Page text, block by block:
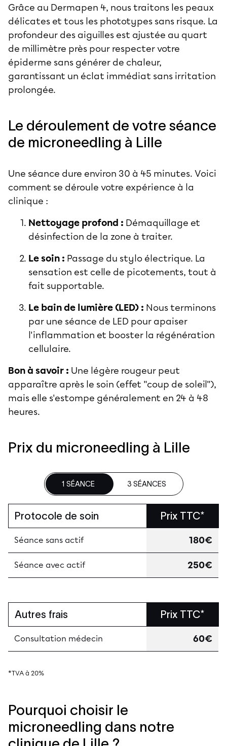
Grâce au Dermapen 4, nous traitons les peaux
délicates et tous les phototypes sans risque. La
profondeur des aiguilles est ajustée au quart
de millimètre près pour respecter votre
épiderme sans générer de chaleur,
garantissant un éclat immédiat sans irritation
prolongée.
Le déroulement de votre séance
de microneedling à Lille
Une séance dure environ 30 à 45 minutes. Voici
comment se déroule votre expérience à la
clinique :
Nettoyage profond : Démaquillage et
désinfection de la zone à traiter.
Le soin : Passage du stylo électrique. La
sensation est celle de picotements, tout à
fait supportable.
Le bain de lumière (LED) : Nous terminons
par une séance de LED pour apaiser
l'inflammation et booster la régénération
cellulaire.
Bon à savoir : Une légère rougeur peut
apparaître après le soin (effet "coup de soleil"),
mais elle s'estompe généralement en 24 à 48
heures.
Prix du microneedling à Lille
1 SÉANCE 3 SÉANCES
Protocole de soin Prix TTC*
Séance sans actif 180€
Séance avec actif 250€
Autres frais Prix TTC*
Consultation médecin 60€
*TVA à 20%
Pourquoi choisir le
microneedling dans notre